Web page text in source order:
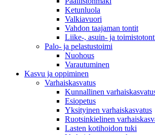
Ketunluola
Valkiavuori
Vahdon taajaman tontit
Liike-, asuin- ja
Palo- ja pelastustoimi
Nuohous
Varautuminen
Kasvu ja oppiminen
Varhaiskasvatus
Kunnallinen
Esiopetus
Yksityinen varhaiskasvatus
Ruotsinkielinen
Lasten kotihoidon tuki